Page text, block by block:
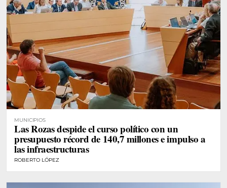
MUNICIPIOS
Las Rozas despide el curso político con un
presupuesto récord de 140,7 millones e impulso a
las infraestructuras
ROBERTO LÓPEZ